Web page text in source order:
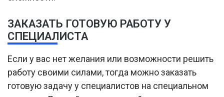
ЗАКАЗАТЬ ГОТОВУЮ РАБОТУ У
СПЕЦИАЛИСТА
Если у вас нет желания или возможности решить
работу своими силами, тогда можно заказать
готовую задачу у специалистов на специальном